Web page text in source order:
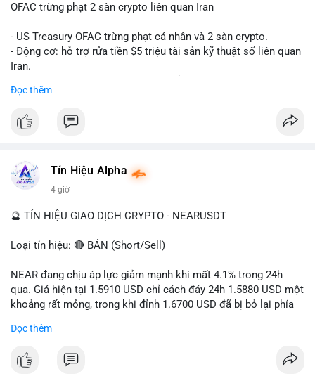
OFAC trừng phạt 2 sàn crypto liên quan Iran
- US Treasury OFAC trừng phạt cá nhân và 2 sàn crypto.
- Động cơ: hỗ trợ rửa tiền $5 triệu tài sản kỹ thuật số liên quan
Iran.
- Tác động: rủi ro cho thị trường crypto, tăng áp lực pháp lý.
#binancesquare
#vlikevn #titanbot
📰 Nguồn: Cointelegraph
Đọc thêm
Tín Hiệu Alpha
4 giờ
🔮 TÍN HIỆU GIAO DỊCH CRYPTO - NEARUSDT
Loại tín hiệu: 🔴 BÁN (Short/Sell)
NEAR đang chịu áp lực giảm mạnh khi mất 4.1% trong 24h
qua. Giá hiện tại 1.5910 USD chỉ cách đáy 24h 1.5880 USD một
khoảng rất mỏng, trong khi đỉnh 1.6700 USD đã bị bỏ lại phía
kiểm soát hoàn toàn. Khối lượng giao dịch 10.29 triệu NEAR
tiếp diễn.
Đọc thêm